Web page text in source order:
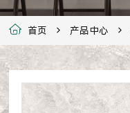
首页 产品中心